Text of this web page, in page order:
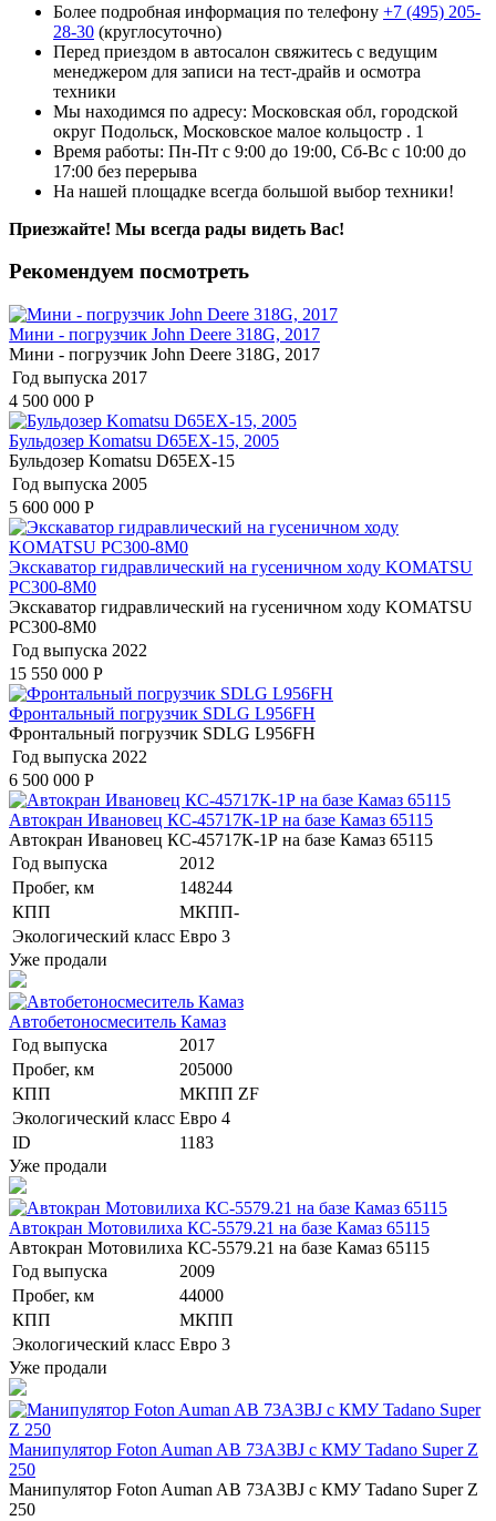
Более подробная информация по телефону +7 (495) 205-
28-30 (круглосуточно)
Перед приездом в автосалон свяжитесь с ведущим
менеджером для записи на тест-драйв и осмотра
техники
Мы находимся по адресу: Московская обл, городской
округ Подольск, Московское малое кольцостр . 1
Время работы: Пн-Пт с 9:00 до 19:00, Сб-Вс с 10:00 до
17:00 без перерыва
На нашей площадке всегда большой выбор техники!
Приезжайте! Мы всегда рады видеть Вас!
Рекомендуем посмотреть
Мини - погрузчик John Deere 318G, 2017
Мини - погрузчик John Deere 318G, 2017
Год выпуска 2017
4 500 000 Р
Бульдозер Komatsu D65EX-15, 2005
Бульдозер Komatsu D65EX-15
Год выпуска 2005
5 600 000 Р
Экскаватор гидравлический на гусеничном ходу KOMATSU
PC300-8M0
Экскаватор гидравлический на гусеничном ходу KOMATSU
PC300-8M0
Год выпуска 2022
15 550 000 Р
Фронтальный погрузчик SDLG L956FH
Фронтальный погрузчик SDLG L956FH
Год выпуска 2022
6 500 000 Р
Автокран Ивановец КС-45717К-1Р на базе Камаз 65115
Автокран Ивановец КС-45717К-1Р на базе Камаз 65115
Год выпуска
2012
Пробег, км
148244
КПП
МКПП-
Экологический класс Евро 3
Уже продали
Автобетоносмеситель Камаз
Год выпуска
2017
Пробег, км
205000
КПП
МКПП ZF
Экологический класс Евро 4
ID
1183
Уже продали
Автокран Мотовилиха КС-5579.21 на базе Камаз 65115
Автокран Мотовилиха КС-5579.21 на базе Камаз 65115
Год выпуска
2009
Пробег, км
44000
КПП
МКПП
Экологический класс Евро 3
Уже продали
Манипулятор Foton Auman AB 73A3BJ с КМУ Tadano Super Z
250
Манипулятор Foton Auman AB 73A3BJ с КМУ Tadano Super Z
250